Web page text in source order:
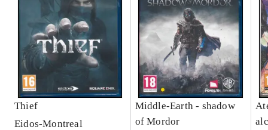
Thief
Eidos-Montreal
Middle-Earth - shadow
of Mordor